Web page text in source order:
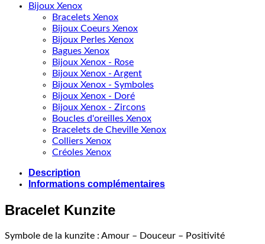
Bijoux Xenox
Bracelets Xenox
Bijoux Coeurs Xenox
Bijoux Perles Xenox
Bagues Xenox
Bijoux Xenox - Rose
Bijoux Xenox - Argent
Bijoux Xenox - Symboles
Bijoux Xenox - Doré
Bijoux Xenox - Zircons
Boucles d'oreilles Xenox
Bracelets de Cheville Xenox
Colliers Xenox
Créoles Xenox
Description
Informations complémentaires
Bracelet Kunzite
Symbole de la kunzite : Amour – Douceur – Positivité